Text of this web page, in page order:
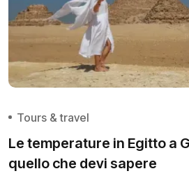
Tours & travel
Le temperature in Egitto a
quello che devi sapere